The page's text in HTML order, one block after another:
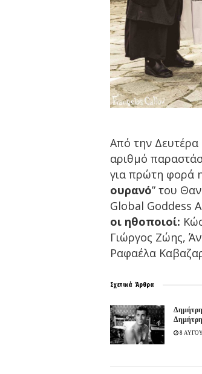
Από την Δευτέρα
αριθμό
για πρώτη φορά
ουρανό” του
Global Goddess
οι ηθοποιοί:
Γιώργος Ζώης,
Ραφαέλα
Σχετικά Άρθρα
8